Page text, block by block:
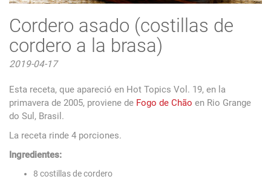
Cordero asado (costillas de
cordero a la brasa)
2019-04-17
Esta receta, que apareció en Hot Topics Vol. 19, en la
primavera de 2005, proviene de Fogo de Chão en Rio Grange
do Sul, Brasil.
La receta rinde 4 porciones.
Ingredientes:
8 costillas de cordero